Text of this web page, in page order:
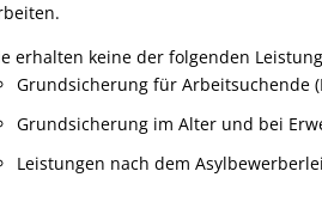
erhalten keine der folgenden
Grundsicherung für Arbeitsuchende
Grundsicherung im Alter und bei
Leistungen nach dem